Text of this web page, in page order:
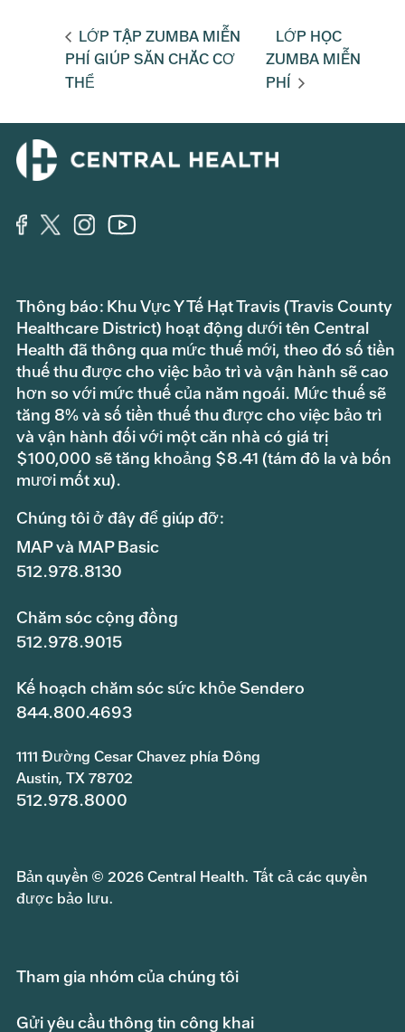
LỚP TẬP ZUMBA MIỄN
PHÍ GIÚP SĂN CHẮC CƠ
THỂ
LỚP HỌC
ZUMBA MIỄN
PHÍ
Thông báo: Khu Vực Y Tế Hạt Travis (Travis County
Healthcare District) hoạt động dưới tên Central
Health đã thông qua mức thuế mới, theo đó số tiền
thuế thu được cho việc bảo trì và vận hành sẽ cao
hơn so với mức thuế của năm ngoái. Mức thuế sẽ
tăng 8% và số tiền thuế thu được cho việc bảo trì
và vận hành đối với một căn nhà có giá trị
$100,000 sẽ tăng khoảng $8.41 (tám đô la và bốn
mươi mốt xu).
Chúng tôi ở đây để giúp đỡ:
MAP và MAP Basic
512.978.8130
Chăm sóc cộng đồng
512.978.9015
Kế hoạch chăm sóc sức khỏe Sendero
844.800.4693
1111 Đường Cesar Chavez phía Đông
Austin, TX 78702
512.978.8000
Bản quyền © 2026 Central Health. Tất cả các quyền
được bảo lưu.
Tham gia nhóm của chúng tôi
Gửi yêu cầu thông tin công khai